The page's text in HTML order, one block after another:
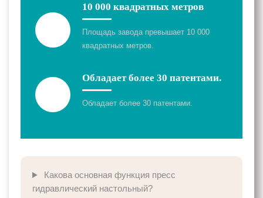
10 000 квадратных метров
Площадь завода превышает 10 000
квадратных метров.
Обладает более 30 патентами.
Обладает более 30 патентами.
Какова основная функция пресс
гидравлический настольный?